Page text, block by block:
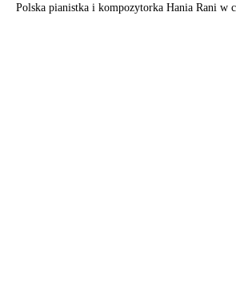
Polska pianistka i kompozytorka Hania Rani w